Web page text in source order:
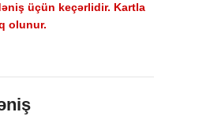
üçün keçərlidir. Kartla
olunur.